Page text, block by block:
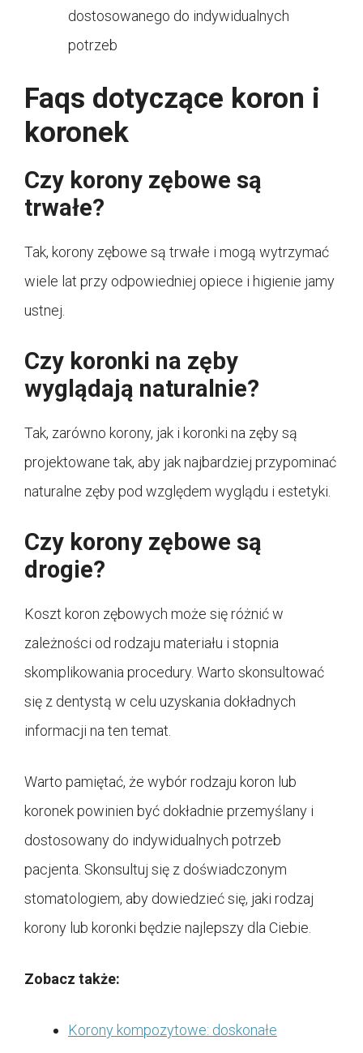
dostosowanego do indywidualnych
potrzeb
Faqs dotyczące koron i
koronek
Czy korony zębowe są
trwałe?
Tak, korony zębowe są trwałe i mogą wytrzymać
wiele lat przy odpowiedniej opiece i higienie jamy
ustnej.
Czy koronki na zęby
wyglądają naturalnie?
Tak, zarówno korony, jak i koronki na zęby są
projektowane tak, aby jak najbardziej przypominać
naturalne zęby pod względem wyglądu i estetyki.
Czy korony zębowe są
drogie?
Koszt koron zębowych może się różnić w
zależności od rodzaju materiału i stopnia
skomplikowania procedury. Warto skonsultować
się z dentystą w celu uzyskania dokładnych
informacji na ten temat.
Warto pamiętać, że wybór rodzaju koron lub
koronek powinien być dokładnie przemyślany i
dostosowany do indywidualnych potrzeb
pacjenta. Skonsultuj się z doświadczonym
stomatologiem, aby dowiedzieć się, jaki rodzaj
korony lub koronki będzie najlepszy dla Ciebie.
Zobacz także:
Korony kompozytowe: doskonałe